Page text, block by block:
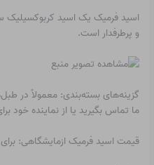
اسید فرمیک یک اسید کربوکسیلیک
و پرطرفدار است.
گزینه‌های بسته‌بندی: معمولاً در
ما تماس بگیرید یا از نماینده خود
قیمت اسید فرمیک ازمایشگاهی: